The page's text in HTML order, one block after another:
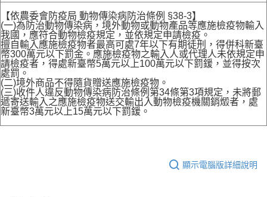
【依農委會防疫局 動物傳染病防治條例 §38-3】
(一)為防治動物傳染病，境外動物或動物產品等應施檢疫物輸入
我國，應符合動物檢疫規定，並依規定申請檢疫。
擅自輸入應施檢疫物者最高可處7年以下有期徒刑，得併科新臺
幣300萬元以下罰金。應施檢疫物之輸入人或代理人未依規定申
請檢疫者，得處新臺幣5萬元以上100萬元以下罰鍰，並得按次
處罰。
(二)境外商品不得隨貨贈送應施檢疫物。
(三)收件人違反動物傳染病防治條例第34條第3項規定，未將郵
遞寄送輸入之應施檢疫物送交輸出入動物檢疫機關銷燬者，處
新臺幣3萬元以上15萬元以下罰鍰。
顯示電腦版詳細說明